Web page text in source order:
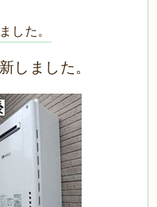
した。
しました。